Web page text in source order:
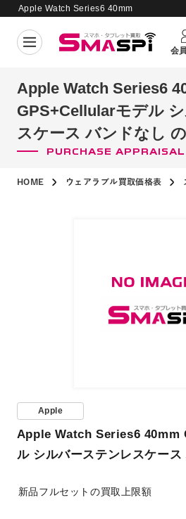
Apple Watch Series6 40mm
レスケース バンドなし の買取査定
会
Apple Watch Series6
GPS+Cellularモデル
スケース バンドなし
PURCHASE APPRAISAL
HOME ウェアラブル買取価格表
Apple
Apple Watch Series6 40mm
ル シルバーステンレスケース
新品フルセットの買取上限額